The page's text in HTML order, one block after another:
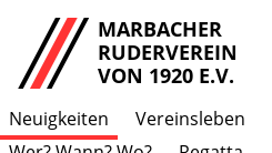
MARBACHER
RUDERVEREIN
VON 1920 E.V.
Neuigkeiten Vereinsleben